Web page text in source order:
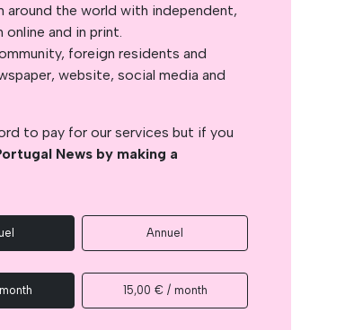
around the world with independent,
and in print.
foreign residents and
website, social media and
to pay for our services but if you
News by making a
Annuel
15,00 € / month